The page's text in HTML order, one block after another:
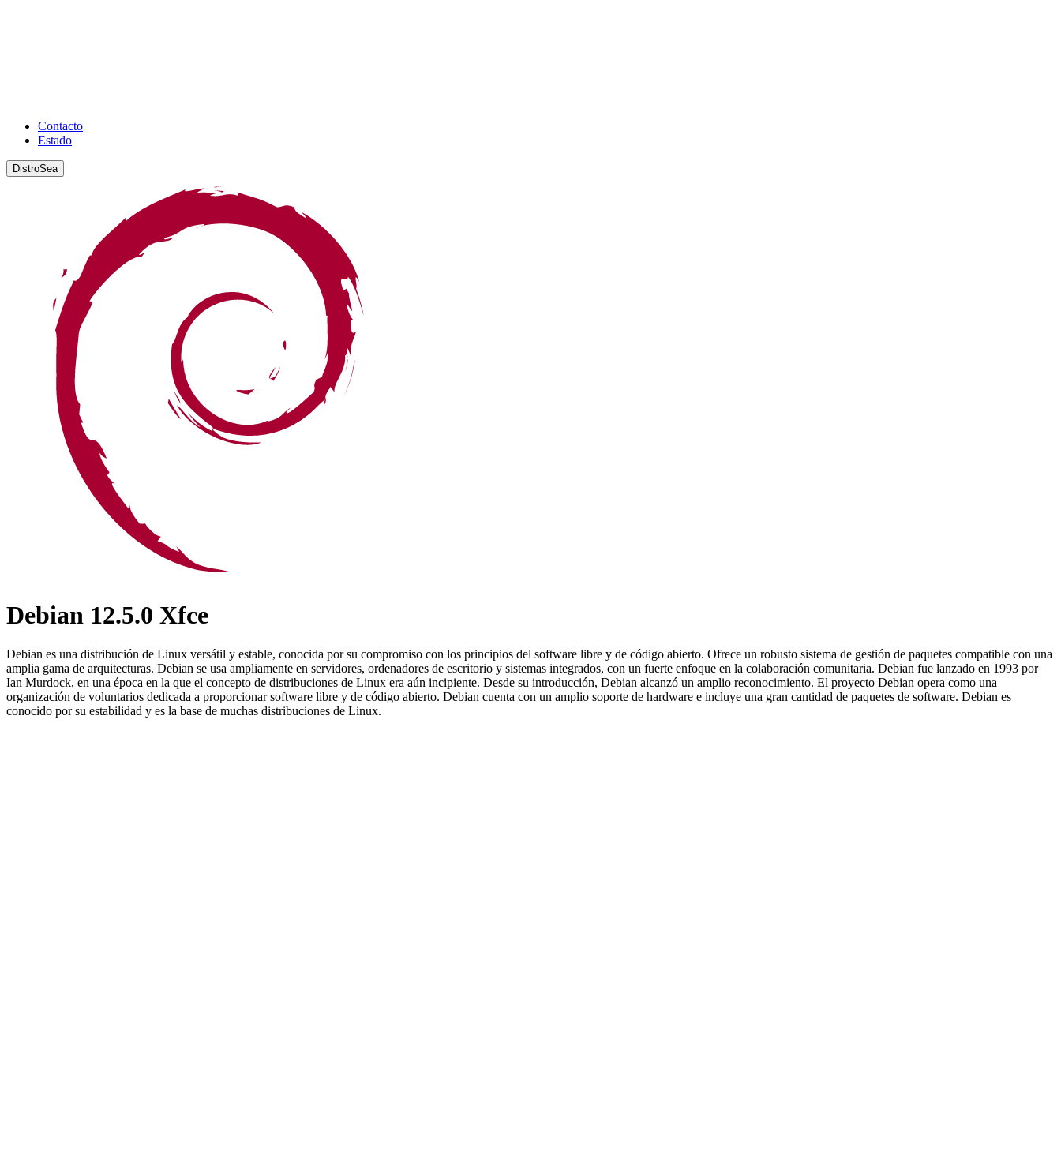
Contacto
Estado
DistroSea
Debian 12.5.0 Xfce
Debian es una distribución de Linux versátil y estable, conocida por su compromiso con los principios del software libre y de código abierto. Ofrece un robusto sistema de gestión de paquetes compatible con una
amplia gama de arquitecturas. Debian se usa ampliamente en servidores, ordenadores de escritorio y sistemas integrados, con un fuerte enfoque en la colaboración comunitaria. Debian fue lanzado en 1993 por
Ian Murdock, en una época en la que el concepto de distribuciones de Linux era aún incipiente. Desde su introducción, Debian alcanzó un amplio reconocimiento. El proyecto Debian opera como una
organización de voluntarios dedicada a proporcionar software libre y de código abierto. Debian cuenta con un amplio soporte de hardware e incluye una gran cantidad de paquetes de software. Debian es
conocido por su estabilidad y es la base de muchas distribuciones de Linux.